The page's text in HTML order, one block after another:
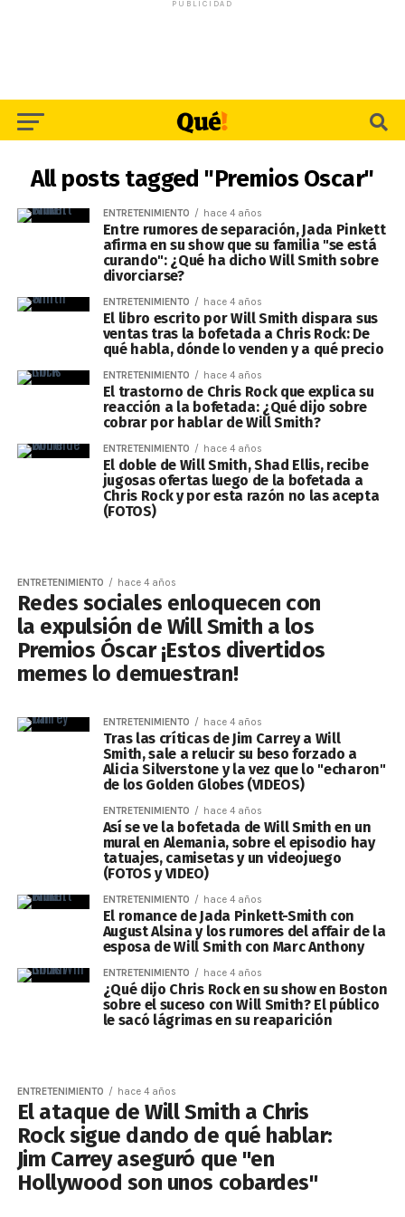
PUBLICIDAD
All posts tagged "Premios Oscar"
ENTRETENIMIENTO hace 4 años
Entre rumores de separación, Jada Pinkett
afirma en su show que su familia "se está
curando": ¿Qué ha dicho Will Smith sobre
divorciarse?
ENTRETENIMIENTO hace 4 años
El libro escrito por Will Smith dispara sus
ventas tras la bofetada a Chris Rock: De
qué habla, dónde lo venden y a qué precio
ENTRETENIMIENTO hace 4 años
El trastorno de Chris Rock que explica su
reacción a la bofetada: ¿Qué dijo sobre
cobrar por hablar de Will Smith?
ENTRETENIMIENTO hace 4 años
El doble de Will Smith, Shad Ellis, recibe
jugosas ofertas luego de la bofetada a
Chris Rock y por esta razón no las acepta
(FOTOS)
ENTRETENIMIENTO hace 4 años
Redes sociales enloquecen con
la expulsión de Will Smith a los
Premios Óscar ¡Estos divertidos
memes lo demuestran!
ENTRETENIMIENTO hace 4 años
Tras las críticas de Jim Carrey a Will
Smith, sale a relucir su beso forzado a
Alicia Silverstone y la vez que lo "echaron"
de los Golden Globes (VIDEOS)
ENTRETENIMIENTO hace 4 años
Así se ve la bofetada de Will Smith en un
mural en Alemania, sobre el episodio hay
tatuajes, camisetas y un videojuego
(FOTOS y VIDEO)
ENTRETENIMIENTO hace 4 años
El romance de Jada Pinkett-Smith con
August Alsina y los rumores del affair de la
esposa de Will Smith con Marc Anthony
ENTRETENIMIENTO hace 4 años
¿Qué dijo Chris Rock en su show en Boston
sobre el suceso con Will Smith? El público
le sacó lágrimas en su reaparición
ENTRETENIMIENTO hace 4 años
El ataque de Will Smith a Chris
Rock sigue dando de qué hablar:
Jim Carrey aseguró que "en
Hollywood son unos cobardes"